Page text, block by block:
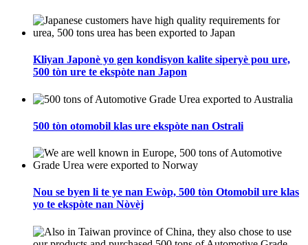
Kliyan Japonè yo gen kondisyon kalite siperyè pou ure,
500 tòn ure te ekspòte nan Japon
500 tòn otomobil klas ure ekspòte nan Ostrali
Nou se byen li te ye nan Ewòp, 500 tòn Otomobil ure klas
yo te ekspòte nan Nòvèj